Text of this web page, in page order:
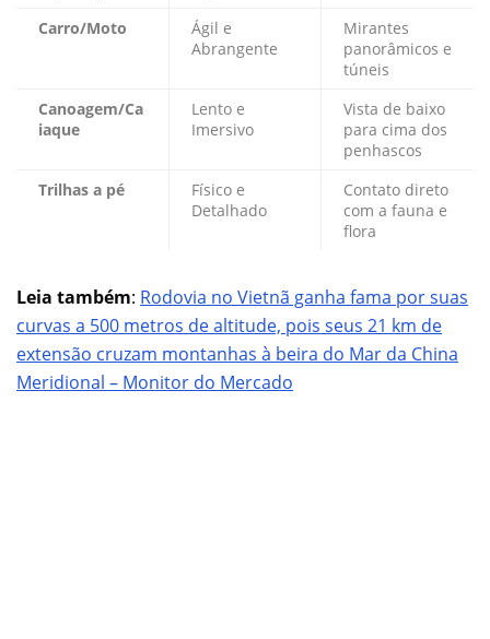
Carro/Moto
Ágil e
Abrangente
Mirantes
panorâmicos e
túneis
Canoagem/Ca
iaque
Lento e
Imersivo
Vista de baixo
para cima dos
penhascos
Trilhas a pé
Físico e
Detalhado
Contato direto
com a fauna e
flora
Leia também: Rodovia no Vietnã ganha fama por suas
curvas a 500 metros de altitude, pois seus 21 km de
extensão cruzam montanhas à beira do Mar da China
Meridional – Monitor do Mercado